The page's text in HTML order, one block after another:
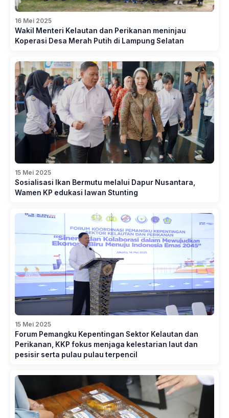
16 Mei 2025
Wakil Menteri Kelautan dan Perikanan meninjau
Koperasi Desa Merah Putih di Lampung Selatan
15 Mei 2025
Sosialisasi Ikan Bermutu melalui Dapur Nusantara,
Wamen KP edukasi lawan Stunting
15 Mei 2025
Forum Pemangku Kepentingan Sektor Kelautan dan
Perikanan, KKP fokus menjaga kelestarian laut dan
pesisir serta pulau pulau terpencil